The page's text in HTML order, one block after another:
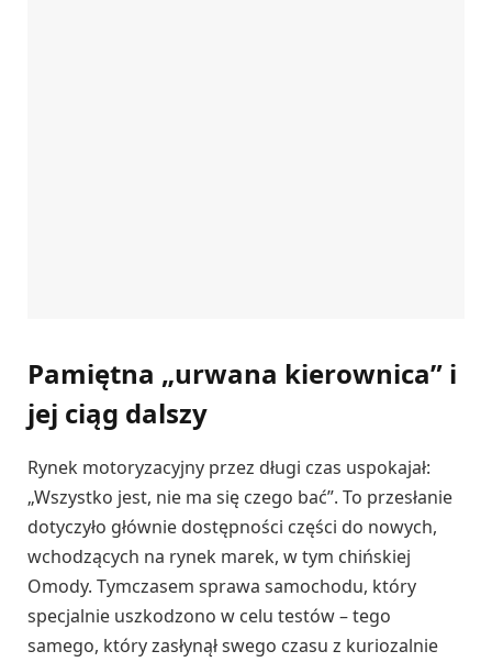
Pamiętna „urwana kierownica” i
jej ciąg dalszy
Rynek motoryzacyjny przez długi czas uspokajał:
„Wszystko jest, nie ma się czego bać”. To przesłanie
dotyczyło głównie dostępności części do nowych,
wchodzących na rynek marek, w tym chińskiej
Omody. Tymczasem sprawa samochodu, który
specjalnie uszkodzono w celu testów – tego
samego, który zasłynął swego czasu z kuriozalnie